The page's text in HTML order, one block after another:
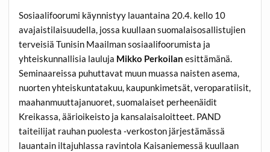
Sosiaalifoorumi käynnistyy lauantaina 20.4. kello 10
avajaistilaisuudella, jossa kuullaan suomalaisosallistujien
terveisiä Tunisin Maailman sosiaalifoorumista ja
yhteiskunnallisia lauluja Mikko Perkoilan esittämänä.
Seminaareissa puhuttavat muun muassa naisten asema,
nuorten yhteiskuntatakuu, kaupunkimetsät, veroparatiisit,
maahanmuuttajanuoret, suomalaiset perheenäidit
Kreikassa, äärioikeisto ja kansalaisaloitteet. PAND
taiteilijat rauhan puolesta -verkoston järjestämässä
lauantain iltajuhlassa ravintola Kaisaniemessä kuullaan